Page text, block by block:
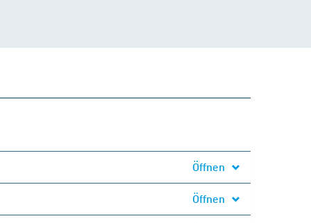
Öffnen
Öffnen